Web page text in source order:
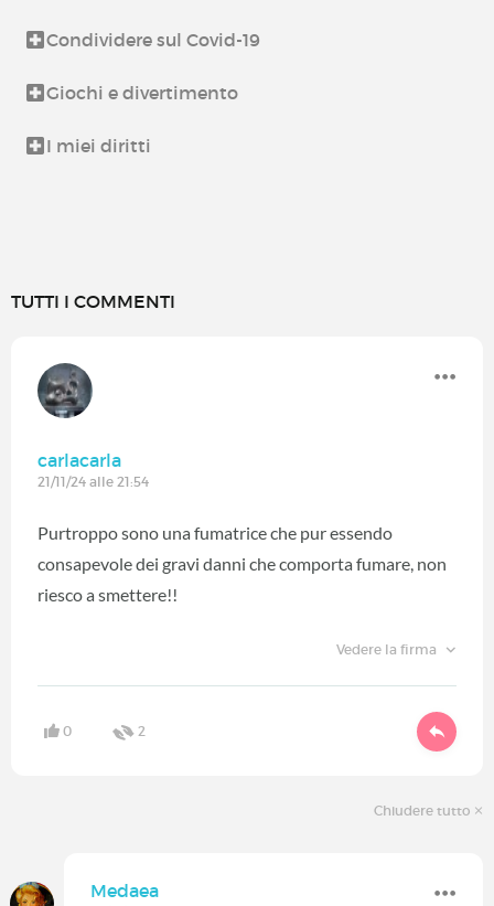
Condividere sul Covid-19
Giochi e divertimento
I miei diritti
TUTTI I COMMENTI
carlacarla
21/11/24 alle 21:54
Purtroppo sono una fumatrice che pur essendo
consapevole dei gravi danni che comporta fumare, non
riesco a smettere!!
Vedere la firma
0 2
Chiudere tutto
Medaea